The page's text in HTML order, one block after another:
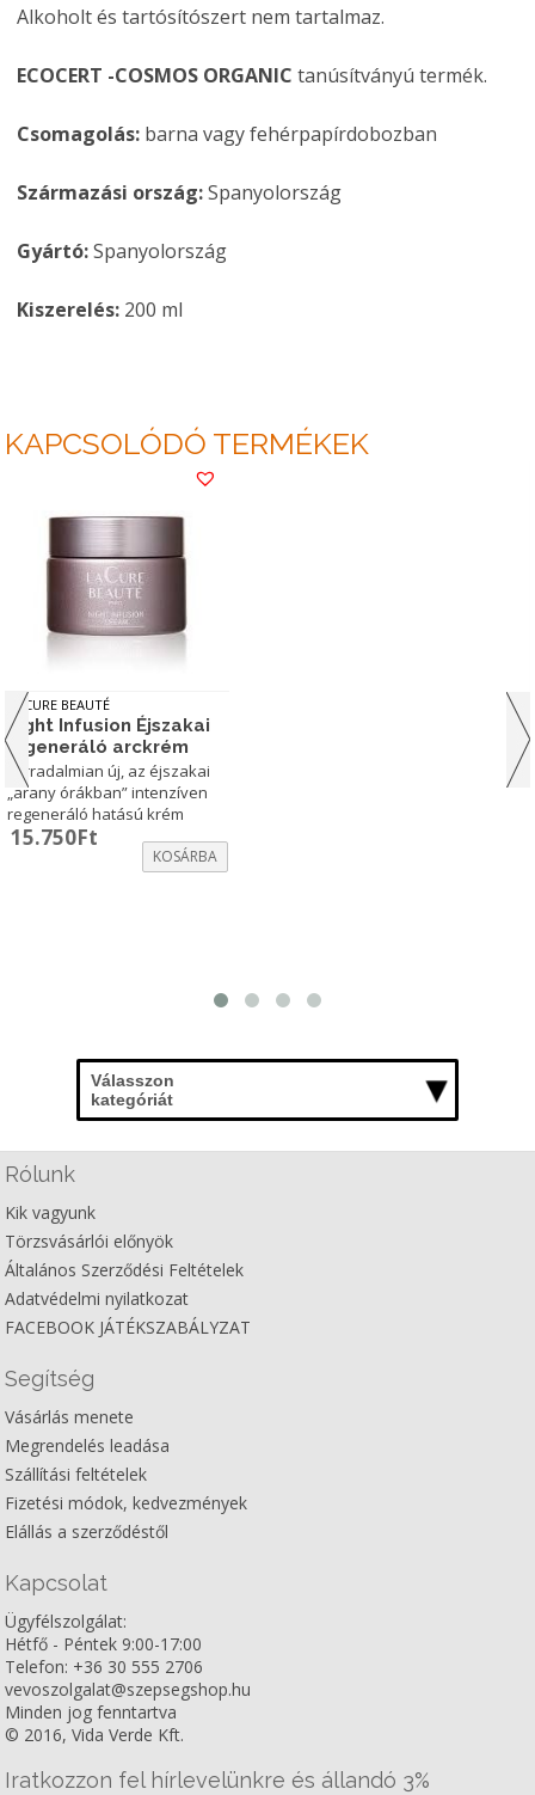
Alkoholt és tartósítószert nem tartalmaz.
ECOCERT -COSMOS ORGANIC tanúsítványú termék.
Csomagolás: barna vagy fehérpapírdobozban
Származási ország:Spanyolország
Gyártó:Spanyolország
Kiszerelés: 200 ml
KAPCSOLÓDÓ TERMÉKEK
LA CURE BEAUTÉ
Night Infusion Éjszakai
regeneráló arckrém
Forradalmian új, az éjszakai
„arany órákban” intenzíven
regeneráló hatású krém
15.750Ft
KOSÁRBA
Válasszon
kategóriát
Rólunk
Kik vagyunk
Törzsvásárlói előnyök
Általános Szerződési Feltételek
Adatvédelmi nyilatkozat
FACEBOOK JÁTÉKSZABÁLYZAT
Segítség
Vásárlás menete
Megrendelés leadása
Szállítási feltételek
Fizetési módok, kedvezmények
Elállás a szerződéstől
Kapcsolat
Ügyfélszolgálat:
Hétfő - Péntek 9:00-17:00
Telefon: +36 30 555 2706
vevoszolgalat@szepsegshop.hu
Minden jog fenntartva
© 2016, Vida Verde Kft.
Iratkozzon fel hírlevelünkre és állandó 3%